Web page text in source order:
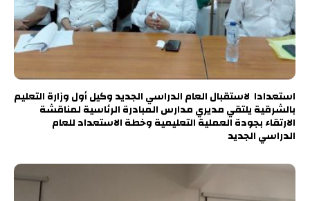
استعدادا لاستقبال العام الدراسي الجديد وكيل أول وزارة التعليم
بالشرقية يلتقي مديري مدارس المبادرة الرئاسية لمناقشة
الارتقاء بجودة العملية التعليمية وخطة الاستعداد للعام
الدراسي الجديد